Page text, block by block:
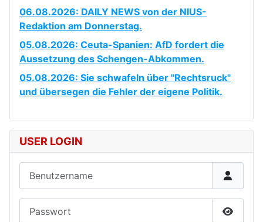
06.08.2026: DAILY NEWS von der NIUS-
Redaktion am Donnerstag.
05.08.2026: Ceuta-Spanien: AfD fordert die
Aussetzung des Schengen-Abkommen.
05.08.2026: Sie schwafeln über "Rechtsruck"
und übersegen die Fehler der eigene Politik.
USER LOGIN